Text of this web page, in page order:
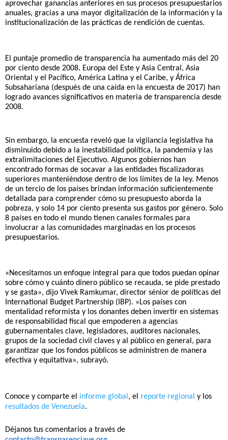
aprovechar ganancias anteriores en sus procesos presupuestarios
anuales, gracias a una mayor digitalización de la información y la
institucionalización de las prácticas de rendición de cuentas.
El puntaje promedio de transparencia ha aumentado más del 20
por ciento desde 2008. Europa del Este y Asia Central, Asia
Oriental y el Pacífico, América Latina y el Caribe, y África
Subsahariana (después de una caída en la encuesta de 2017) han
logrado avances significativos en materia de transparencia desde
2008.
Sin embargo, la encuesta reveló que la vigilancia legislativa ha
disminuido debido a la inestabilidad política, la pandemia y las
extralimitaciones del Ejecutivo. Algunos gobiernos han
encontrado formas de socavar a las entidades fiscalizadoras
superiores manteniéndose dentro de los límites de la ley. Menos
de un tercio de los países brindan información suficientemente
detallada para comprender cómo su presupuesto aborda la
pobreza, y solo 14 por ciento presenta sus gastos por género. Solo
8 países en todo el mundo tienen canales formales para
involucrar a las comunidades marginadas en los procesos
presupuestarios.
«Necesitamos un enfoque integral para que todos puedan opinar
sobre cómo y cuánto dinero público se recauda, se pide prestado
y se gasta», dijo Vivek Ramkumar, director sénior de políticas del
International Budget Partnership (IBP). «Los países con
mentalidad reformista y los donantes deben invertir en sistemas
de responsabilidad fiscal que empoderen a agencias
gubernamentales clave, legisladores, auditores nacionales,
grupos de la sociedad civil claves y al público en general, para
garantizar que los fondos públicos se administren de manera
efectiva y equitativa», subrayó.
Conoce y comparte el informe global , el reporte regional y los
resultados de Venezuela.